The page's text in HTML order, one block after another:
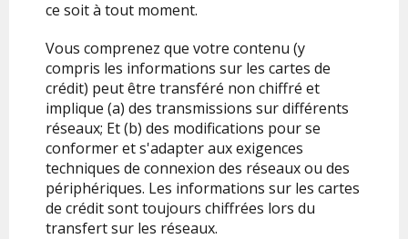
ce soit à tout moment.
Vous comprenez que votre contenu (y
compris les informations sur les cartes de
crédit) peut être transféré non chiffré et
implique (a) des transmissions sur différents
réseaux; Et (b) des modifications pour se
conformer et s'adapter aux exigences
techniques de connexion des réseaux ou des
périphériques. Les informations sur les cartes
de crédit sont toujours chiffrées lors du
transfert sur les réseaux.